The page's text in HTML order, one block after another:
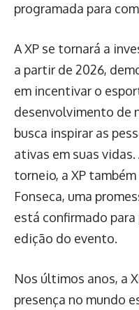
programada para
A XP se tornará a
a partir de 2026,
em incentivar o
desenvolvimento de
busca inspirar as
ativas em suas
torneio, a XP
Fonseca, uma
está confirmado
edição do evento.
Nos últimos anos, a
presença no mundo